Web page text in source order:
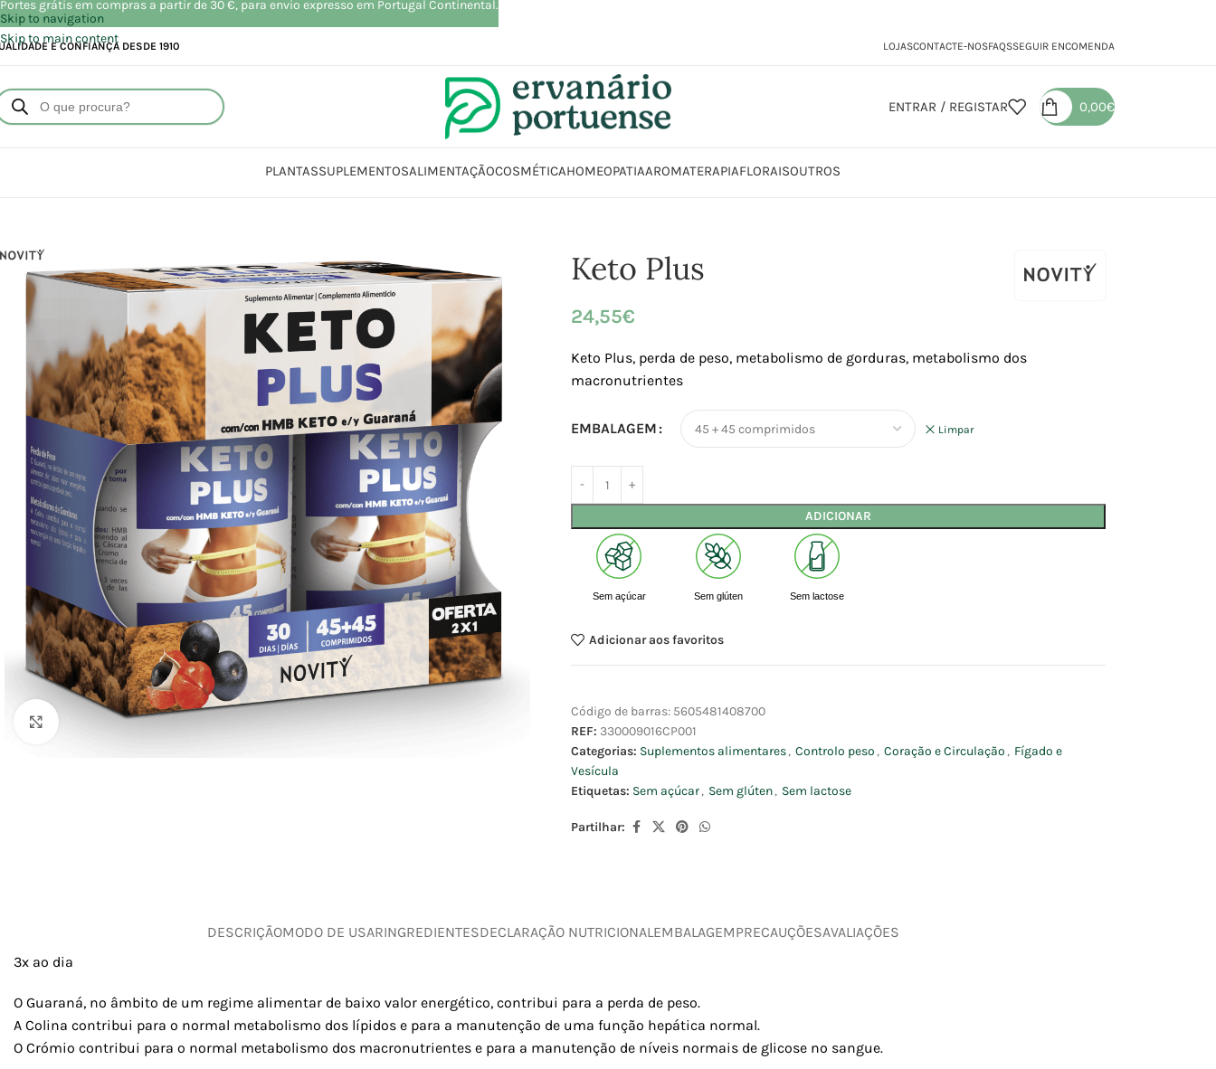
Skip to navigation
Skip to main content
E CONFIANÇA DESDE 1910 LOJASCONTACTE-NOSFAQSSEGUIR ENCOMENDA
ENTRAR / REGISTAR 0,00€
PLANTASSUPLEMENTOSALIMENTAÇÃOCOSMÉTICAHOMEOPATIAAROMATERAPIAFLORAISOUTROS
Click to enlarge
Keto Plus
24,55€
Keto Plus, perda de peso, metabolismo de gorduras, metabolismo dos
macronutrientes
EMBALAGEM Limpar
ADICIONAR
Sem açúcar Sem glúten Sem lactose
Adicionar aos favoritos
Código de barras: 5605481408700
REF: 330009016CP001
Categorias: Suplementos alimentares, Controlo peso , Coração e Circulação , Fígado e
Vesícula
Etiquetas: Sem açúcar, Sem glúten, Sem lactose
Partilhar:
DESCRIÇÃOMODO DE USARINGREDIENTESDECLARAÇÃO NUTRICIONAL EMBALAGEMPRECAUÇÕESAVALIAÇÕES
3x ao dia
O Guaraná, no âmbito de um regime alimentar de baixo valor energético, contribui para a perda de peso.
A Colina contribui para o normal metabolismo dos lípidos e para a manutenção de uma função hepática normal.
O Crómio contribui para o normal metabolismo dos macronutrientes e para a manutenção de níveis normais de glicose no sangue.
Portes grátis em compras a partir de 30 €, para envio expresso em Portugal Continental.